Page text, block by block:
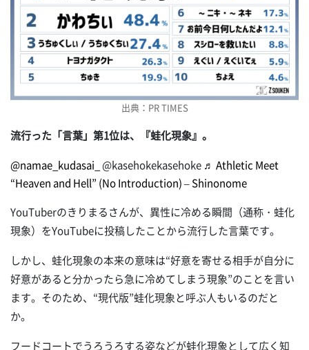
出典：PR TIMES
流行った「言葉」第1位は、『蛙化現象』。
@namae_kudasai_ @kasehokekasehoke ♬ Athletic Meet
“Heaven and Hell” (No Introduction) – Shinonome
YouTuberのきりまるさんが、異性に冷める瞬間（通称・蛙化
現象）をYouTubeに投稿したことから流行した言葉です。
しかし、蛙化現象の本来の意味は“好意を寄せる相手が自分に
好意があると分かったら急に冷めてしまう現象”のことを言い
ます。そのため、“現代版”蛙化現象と呼ぶ人もいるのだと
か。
フードコートでうろうろする姿などが蛙化現象として広く知